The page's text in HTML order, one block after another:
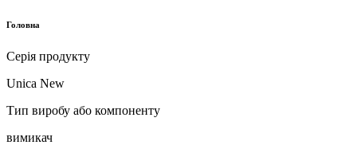
Головна
Серія продукту
Unica New
Тип виробу або компоненту
вимикач